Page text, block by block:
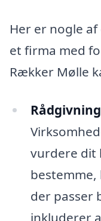
Her er nogle
et firma med
Rækker Mølle
vurdere dit
bestemme,
der passer
inkluderer